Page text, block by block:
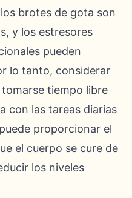
brotes de gota son
y los estresores
pueden
lo tanto, considerar
tiempo libre
con las tareas diarias
proporcionar el
el cuerpo se cure de
los niveles